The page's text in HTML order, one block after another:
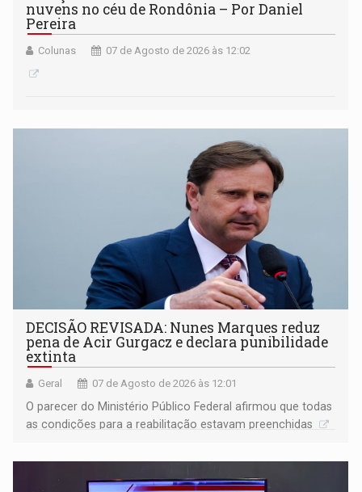
nuvens no céu de Rondônia – Por Daniel
Pereira
Colunas 07 de Agosto de 2026 às 12:02
DECISÃO REVISADA: Nunes Marques reduz
pena de Acir Gurgacz e declara punibilidade
extinta
Geral 07 de Agosto de 2026 às 12:01
O parecer do Ministério Público Federal afirmou que todas
as condições para a reabilitação estavam preenchidas